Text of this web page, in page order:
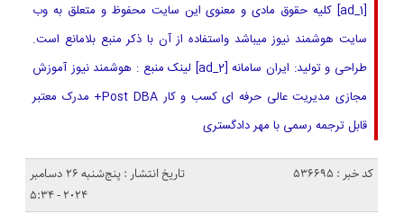
[ad_1] کلیه حقوق مادی و معنوی این سایت محفوظ و متعلق به وب
سایت هوشمند نیوز میباشد واستفاده از آن با ذکر منبع بلامانع است.
طراحی و تولید: ایران سامانه [ad_2] لینک منبع : هوشمند نیوز آموزش
مجازی مدیریت عالی حرفه ای کسب و کار Post DBA+ مدرک معتبر
قابل ترجمه رسمی با مهر دادگستری
کد خبر : 536695
تاریخ انتشار : پنج‌شنبه 26 دسامبر
2024 - 5:34